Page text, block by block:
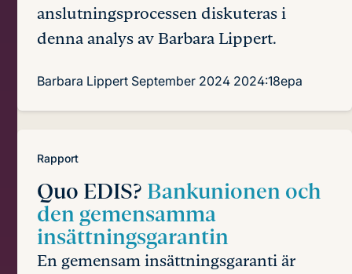
anslutningsprocessen diskuteras i
denna analys av Barbara Lippert.
Barbara Lippert September 2024 2024:18epa
Rapport
Quo EDIS? Bankunionen och
den gemensamma
insättningsgarantin
En gemensam insättningsgaranti är